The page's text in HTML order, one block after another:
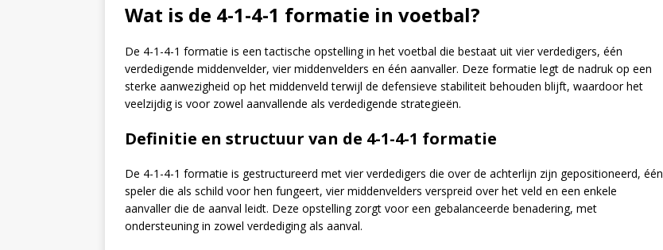
Wat is de 4-1-4-1 formatie in voetbal?
De 4-1-4-1 formatie is een tactische opstelling in het voetbal die bestaat uit vier verdedigers, één
verdedigende middenvelder, vier middenvelders en één aanvaller. Deze formatie legt de nadruk op een
sterke aanwezigheid op het middenveld terwijl de defensieve stabiliteit behouden blijft, waardoor het
veelzijdig is voor zowel aanvallende als verdedigende strategieën.
Definitie en structuur van de 4-1-4-1 formatie
De 4-1-4-1 formatie is gestructureerd met vier verdedigers die over de achterlijn zijn gepositioneerd, één
speler die als schild voor hen fungeert, vier middenvelders verspreid over het veld en een enkele
aanvaller die de aanval leidt. Deze opstelling zorgt voor een gebalanceerde benadering, met
ondersteuning in zowel verdediging als aanval.